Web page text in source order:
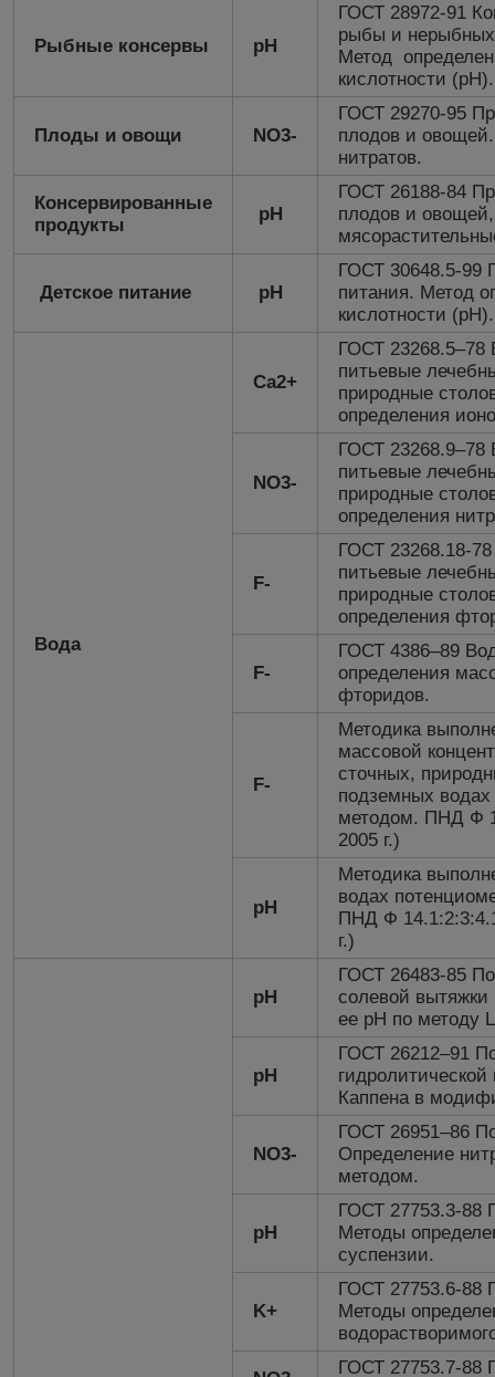
Рыбные консервы рН
ГОСТ 28972-91
рыбы и
Метод
кислотности (рН).
Плоды и овощи NO3-
ГОСТ 29270-95
плодов и
нитратов.
Консервированные
продукты
рН
ГОСТ 26188-84
плодов и
Детское питание рН
ГОСТ 30648.5-99
питания. Метод
кислотности (рН).
Вода
Ca2+
ГОСТ
питьевые
природные
определения
NO3-
ГОСТ
питьевые
природные
определения
F-
ГОСТ 23268.18-
питьевые
природные
определения
F-
ГОСТ 4386–89
определения
фторидов.
F-
Методика
массовой
сточных,
подземных
методом. ПНД Ф
2005 г.)
рН
Методика
водах
ПНД Ф
г.)
рН
ГОСТ 26483-85
солевой вытяжки
ее рН по
рН
ГОСТ 26212–91
Каппена в
NO3-
ГОСТ 26951–86
Определение
методом.
рН
ГОСТ 27753.3-88
Методы
суспензии.
K+
ГОСТ 27753.6-88
Методы
ГОСТ 27753.7-88